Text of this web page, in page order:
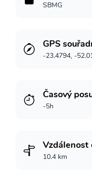
SBMG
GPS
-23.4794, -
Časový
-5h
Vzdálenost
10.4 km